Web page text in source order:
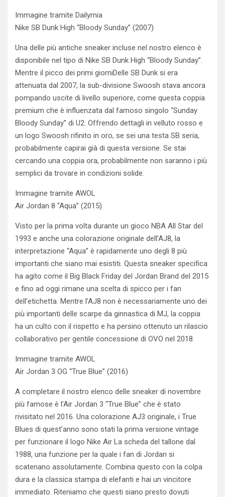
Immagine tramite Dailymia
Nike SB Dunk High “Bloody Sunday” (2007)
Una delle più antiche sneaker incluse nel nostro elenco è
disponibile nel tipo di Nike SB Dunk High “Bloody Sunday”.
Mentre il picco dei primi giorniDelle SB Dunk si era
attenuata dal 2007, la sub-divisione Swoosh stava ancora
pompando uscite di livello superiore, come questa coppia
premium che è influenzata dal famoso singolo “Sunday
Bloody Sunday” di U2. Offrendo dettagli in velluto rosso e
un logo Swoosh rifinito in oro, se sei una testa SB seria,
probabilmente capirai già di questa versione. Se stai
cercando una coppia ora, probabilmente non saranno i più
semplici da trovare in condizioni solide.
Immagine tramite AWOL
Air Jordan 8 “Aqua” (2015)
Visto per la prima volta durante un gioco NBA All Star del
1993 e anche una colorazione originale dell’AJ8, la
interpretazione “Aqua” è rapidamente uno degli 8 più
importanti che siano mai esistiti. Questa sneaker specifica
ha agito come il Big Black Friday del Jordan Brand del 2015
e fino ad oggi rimane una scelta di spicco per i fan
dell’etichetta. Mentre l’AJ8 non è necessariamente uno dei
più importanti delle scarpe da ginnastica di MJ, la coppia
ha un culto con il rispetto e ha persino ottenuto un rilascio
collaborativo per gentile concessione di OVO nel 2018.
Immagine tramite AWOL
Air Jordan 3 OG “True Blue” (2016)
A completare il nostro elenco delle sneaker di novembre
più famose è l’Air Jordan 3 “True Blue” che è stato
rivisitato nel 2016. Una colorazione AJ3 originale, i True
Blues di quest’anno sono stati la prima versione vintage
per funzionare il logo Nike Air La scheda del tallone dal
1988, una funzione per la quale i fan di Jordan si
scatenano assolutamente. Combina questo con la colpa
dura e la classica stampa di elefanti e hai un vincitore
immediato. Riteniamo che questi siano presto dovuti